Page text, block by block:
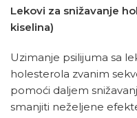
Lekovi za snižavanje
kiselina)
Uzimanje psilijuma sa
holesterola zvanim
pomoći daljem
smanjiti neželjene